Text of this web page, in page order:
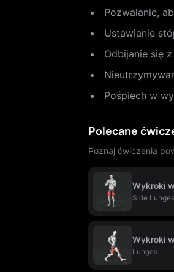
Pozwalanie,
Ustawianie
Odbijanie się
Pośpiech w
Polecane
Poznaj ćwiczenia
Wykroki
Side Lunges
Wykroki
Lunges